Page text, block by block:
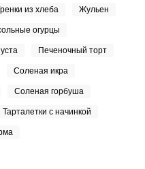
из хлеба Жульен
огурцы
Печеночный торт
Соленая икра
Соленая горбуша
Тарталетки с начинкой